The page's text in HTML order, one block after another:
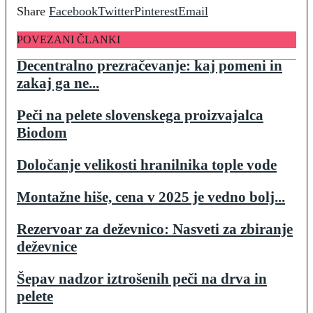
Share FacebookTwitterPinterestEmail
POVEZANI ČLANKI
Decentralno prezračevanje: kaj pomeni in
zakaj ga ne...
Peči na pelete slovenskega proizvajalca
Biodom
Določanje velikosti hranilnika tople vode
Montažne hiše, cena v 2025 je vedno bolj...
Rezervoar za deževnico: Nasveti za zbiranje
deževnice
Šepav nadzor iztrošenih peči na drva in
pelete